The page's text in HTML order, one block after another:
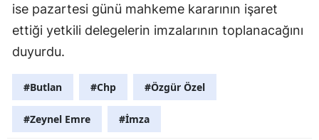
ise pazartesi günü mahkeme kararının işaret
ettiği yetkili delegelerin imzalarının toplanacağını
duyurdu.
#Butlan #Chp #Özgür Özel
#Zeynel Emre #İmza